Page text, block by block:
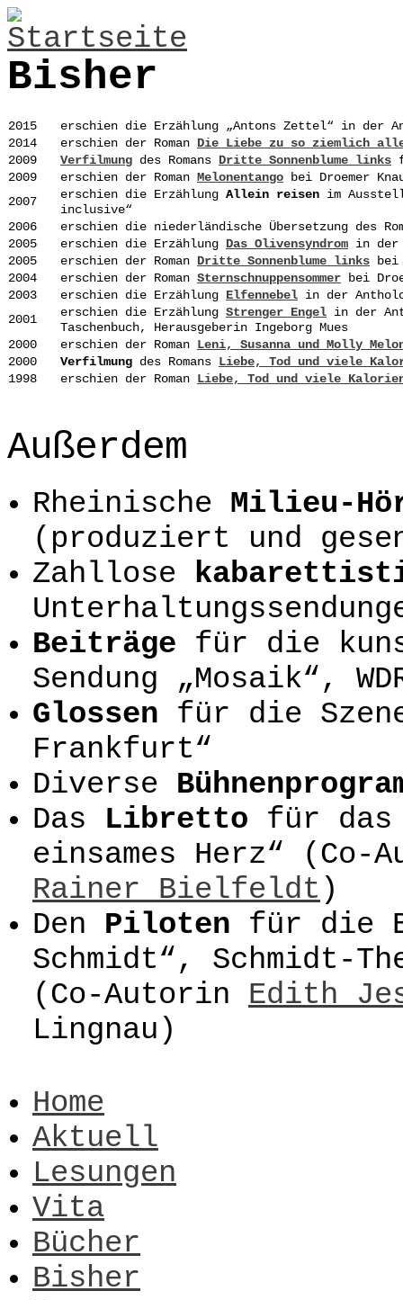
Jump to navigation
Bisher
2015
erschien die Erzählung „Antons Zettel“ in der
2014
erschien der Roman Die Liebe zu so ziemlich
2009
Verfilmung des Romans Dritte Sonnenblume links
2009
erschien der Roman Melonentango bei Droemer
2007
erschien die Erzählung Allein reisen im
inclusive“
2006
erschien die niederländische Übersetzung des
2005
erschien die Erzählung Das Olivensyndrom in der
2005
erschien der Roman Dritte Sonnenblume links bei
2004
erschien der Roman Sternschnuppensommer bei
2003
erschien die Erzählung Elfennebel in der
2001
erschien die Erzählung Strenger Engel in der
Taschenbuch, Herausgeberin Ingeborg Mues
2000
erschien der Roman Leni, Susanna und Molly
2000
Verfilmung des Romans Liebe, Tod und viele
1998
erschien der Roman Liebe, Tod und viele
Außerdem
Rheinische Milieu-
(produziert und
Zahllose
Beiträge für die
Sendung „Mosaik“,
Glossen für die
Frankfurt“
Diverse
Das Libretto für das
einsames Herz“
Rainer Bielfeldt )
Den Piloten für die
Schmidt“, Schmidt-
(Co-Autorin Edith
Lingnau)
Home
Aktuell
Lesungen
Vita
Bücher
Bisher